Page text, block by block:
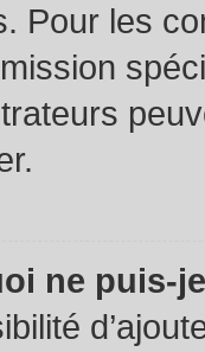
Pour les
ne puis-